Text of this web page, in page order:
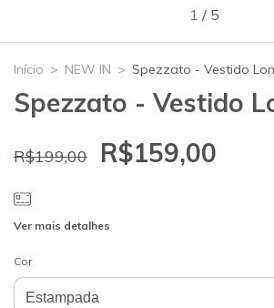
1 / 5
Início > NEW IN > Spezzato - Vestido
Spezzato - Vestido
R$199,00 R$159,00
Ver mais detalhes
Cor